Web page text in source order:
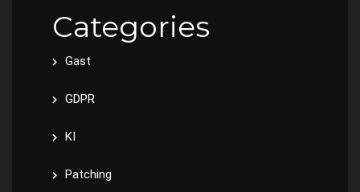
Categories
Gast
GDPR
KI
Patching